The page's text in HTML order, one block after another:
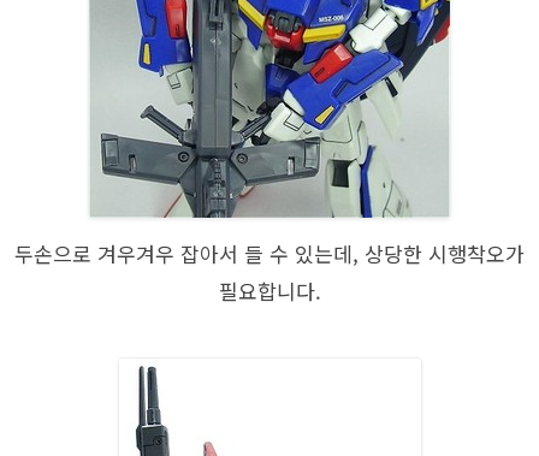
두손으로 겨우겨우 잡아서 들 수 있는데, 상당한 시행착오가
필요합니다.